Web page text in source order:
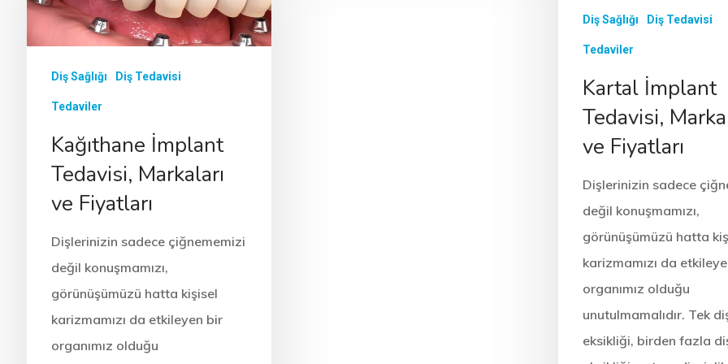
Diş Sağlığı Diş Tedavisi
Tedaviler
Kartal İmplant
Tedavisi,
ve Fiyatları
Dişlerinizin sadece
değil konuşmamızı,
görünüşümüzü hatta
karizmamızı da
organımız olduğu
unutulmamalıdır. Tek
eksikliği, birden fazla
Diş Sağlığı Diş Tedavisi
Tedaviler
Kağıthane İmplant
Tedavisi, Markaları
ve Fiyatları
Dişlerinizin sadece çiğnememizi
değil konuşmamızı,
görünüşümüzü hatta kişisel
karizmamızı da etkileyen bir
organımız olduğu
Dişlerinizin sadece çiğnememizi
değil konuşmamızı,
görünüşümüzü hatta kişisel
organımız olduğu
eksikliği, birden fazla diş
durumlarında…
Dişlerinizin sadece
görünüşümüzü hatta kişisel
organımız olduğu
unutulmamalıdır. Tek diş
eksikliği, birden fazla diş
durumlarında…